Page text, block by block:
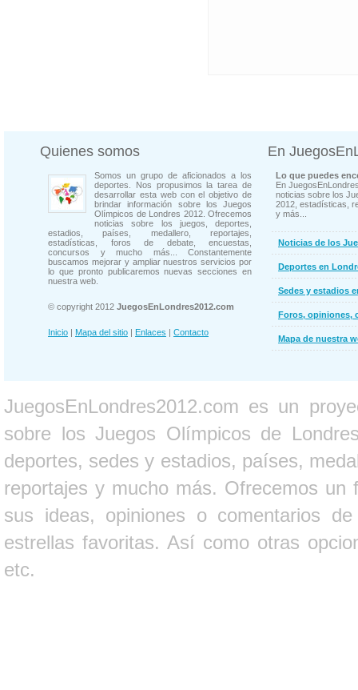
Quienes somos
Somos un grupo de aficionados a los
deportes. Nos propusimos la tarea de
desarrollar esta web con el objetivo de
brindar información sobre los Juegos
Olímpicos de Londres 2012. Ofrecemos
noticias sobre los juegos, deportes,
estadios, países, medallero, reportajes,
estadísticas, foros de debate, encuestas,
concursos y mucho más... Constantemente
buscamos mejorar y ampliar nuestros servicios por
lo que pronto publicaremos nuevas secciones en
nuestra web.
© copyright 2012 JuegosEnLondres2012.com
Inicio | Mapa del sitio | Enlaces | Contacto
En
Lo que puedes
En
noticias sobre los
2012, estadísticas,
y más...
Noticias de los
Deportes en
Sedes y estadios
Foros, opiniones,
Mapa de nuestra
JuegosEnLondres2012.com es un
sobre los Juegos Olímpicos de
deportes, sedes y estadios, países,
reportajes y mucho más. Ofrecemos un
sus ideas, opiniones o comentarios
estrellas favoritas. Así como otras
etc.